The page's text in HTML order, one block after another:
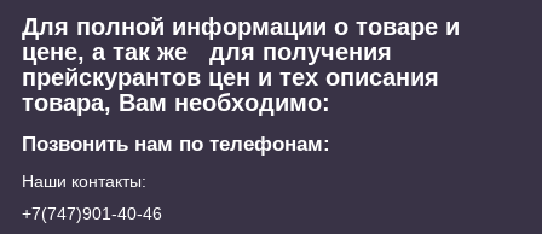
Для полной информации о товаре и
цене, а так же для получения
прейскурантов цен и тех описания
товара, Вам необходимо:
Позвонить нам по телефонам:
Наши контакты:
+7(747)901-40-46